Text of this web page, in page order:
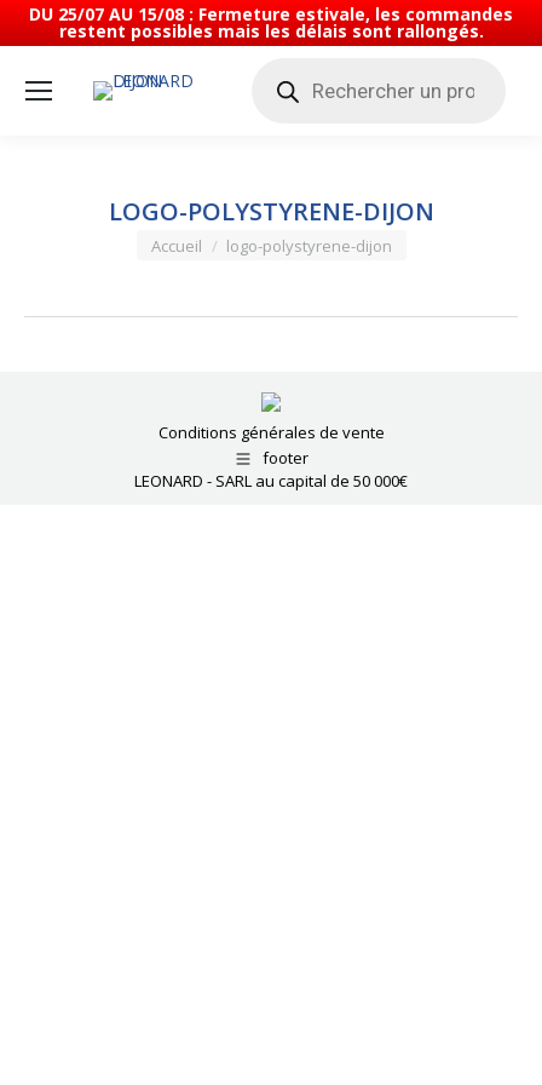
DU 25/07 AU 15/08 : Fermeture estivale, les commandes
restent possibles mais les délais sont rallongés.
produits
LOGO-POLYSTYRENE-DIJON
Vous êtes ici :
Accueil logo-polystyrene-dijon
Conditions générales de vente
footer
LEONARD - SARL au capital de 50 000€